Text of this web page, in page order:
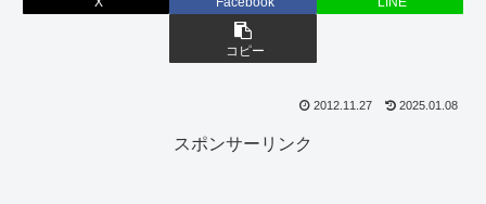
コピー
2012.11.27 2025.01.08
スポンサーリンク